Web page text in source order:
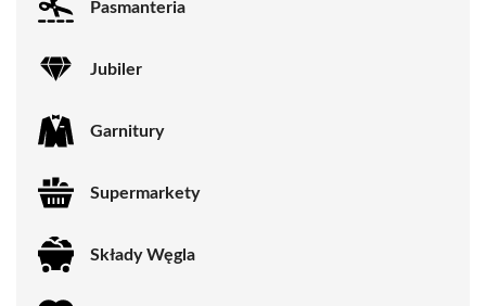
Pasmanteria
Jubiler
Garnitury
Supermarkety
Składy Węgla